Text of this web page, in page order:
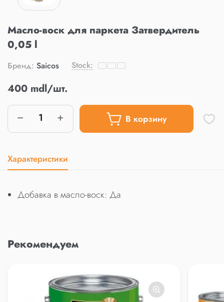
Масло-воск для паркета Затвердитель
0,05 l
Бренд: Saicos Stock:
400 mdl/шт.
В корзину
Характеристики
Добавка в масло-воск: Да
Рекомендуем